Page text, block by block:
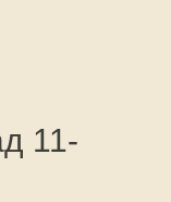
11-